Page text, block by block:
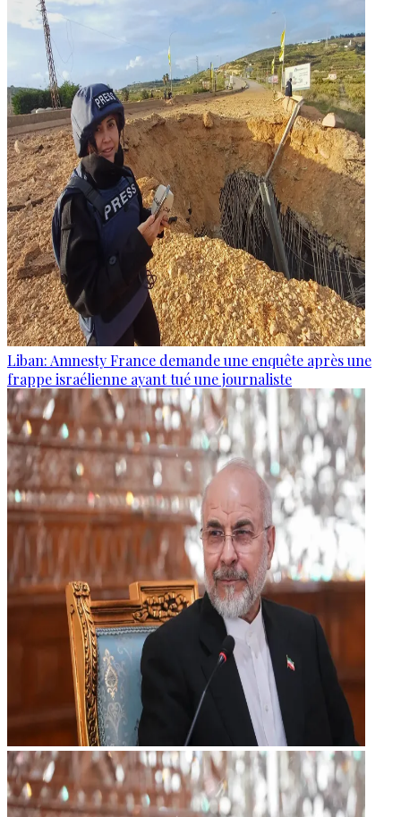
Liban: Amnesty France demande une enquête après une
frappe israélienne ayant tué une journaliste